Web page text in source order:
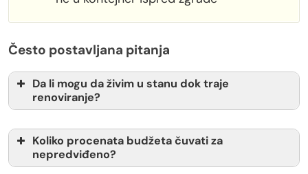
Često postavljana pitanja
Da li mogu da živim u stanu dok traje
renoviranje?
Koliko procenata budžeta čuvati za
nepredviđeno?